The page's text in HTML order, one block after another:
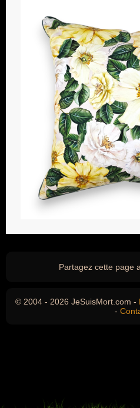
Partagez cette page
© 2004 - 2026 JeSuisMort.com -
-